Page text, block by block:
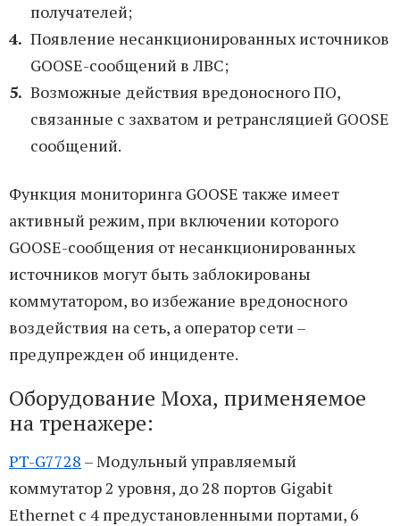
получателей;
Появление несанкционированных источников
GOOSE-сообщений в ЛВС;
Возможные действия вредоносного ПО,
связанные с захватом и ретрансляцией GOOSE
сообщений.
Функция мониторинга GOOSE также имеет
активный режим, при включении которого
GOOSE-сообщения от несанкционированных
источников могут быть заблокированы
коммутатором, во избежание вредоносного
воздействия на сеть, а оператор сети –
предупрежден об инциденте.
Оборудование Moxa, применяемое
на тренажере:
PT-G7728 – Модульный управляемый
коммутатор 2 уровня, до 28 портов Gigabit
Ethernet c 4 предустановленными портами, 6